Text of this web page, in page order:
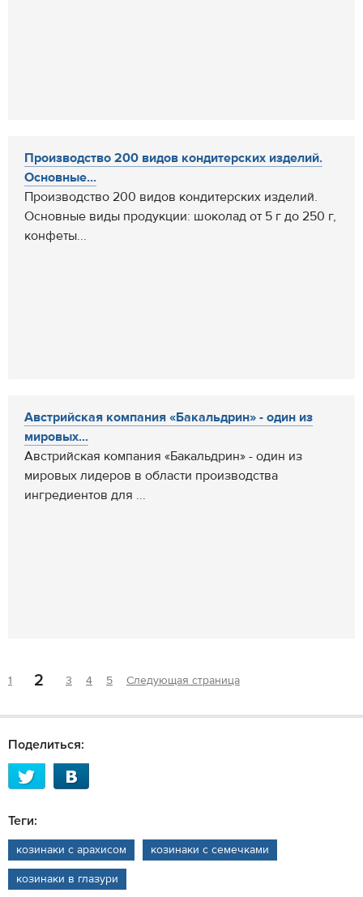
Производство 200 видов кондитерских изделий.
Основные...
Производство 200 видов кондитерских изделий.
Основные виды продукции: шоколад от 5 г до 250 г,
конфеты...
Австрийская компания «Бакальдрин» - один из
мировых...
Австрийская компания «Бакальдрин» - один из
мировых лидеров в области производства
ингредиентов для ...
1 2 3 4 5 Следующая страница
Поделиться:
Теги:
козинаки с арахисом
козинаки с семечками
козинаки в глазури